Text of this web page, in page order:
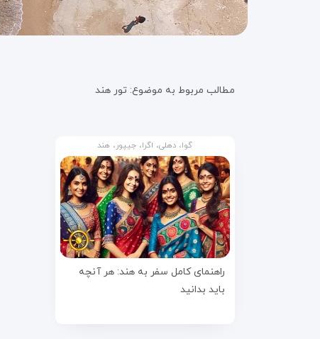
مطالب مربوط به موضوع: تور هند
گوا، دهلی، اگرا، جیپور، هند
راهنمای کامل سفر به هند: هر آنچه
باید بدانید